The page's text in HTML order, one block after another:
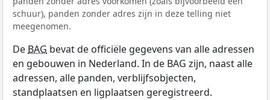
schuur), panden zonder adres zijn in deze telling niet
meegenomen.
De BAG bevat de officiële gegevens van alle adressen
en gebouwen in Nederland. In de BAG zijn, naast alle
adressen, alle panden, verblijfsobjecten,
standplaatsen en ligplaatsen geregistreerd.